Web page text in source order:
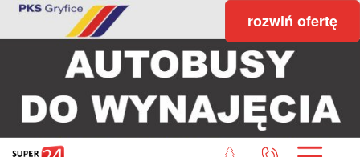
rozwiń ofertę
STRONA GŁÓWNA